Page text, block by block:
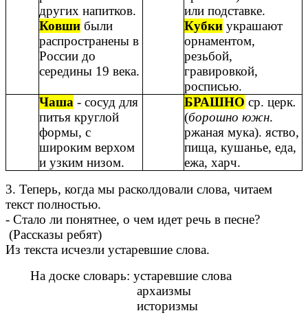
других напитков.
Ковши были
распространены в
России до
середины 19 века.
или подставке.
Кубки украшают
орнаментом,
резьбой,
гравировкой,
росписью.
Чаша - сосуд для
питья круглой
формы, с
широким верхом
и узким низом.
БРАШНО ср. церк.
(борошно южн.
ржаная мука). яство,
пища, кушанье, еда,
ежа, харч.
3. Теперь, когда мы расколдовали слова, читаем
текст полностью.
- Стало ли понятнее, о чем идет речь в песне?
(Рассказы ребят)
Из текста исчезли устаревшие слова.
На доске словарь: устаревшие слова
архаизмы
историзмы